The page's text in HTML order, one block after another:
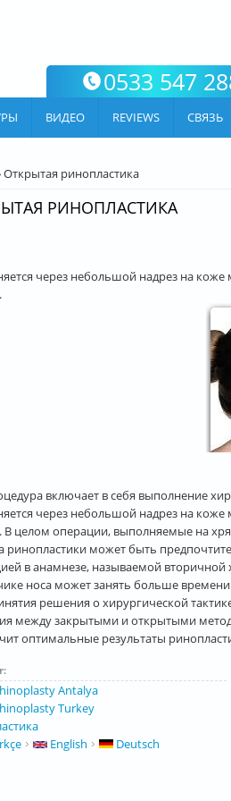
0533 547
ВИДЕО REVIEWS СВЯЗЬ
HERE
Открытая ринопластика
РИНОПЛАСТИКА
через небольшой надрез на
включает в себя выполнение
через небольшой надрез на
В целом операции, выполняемые на
ринопластики может быть
в анамнезе, называемой вторичной
носа может занять больше
решения о хирургической
между закрытыми и открытыми
оптимальные результаты
Antalya
Turkey
English Deutsch